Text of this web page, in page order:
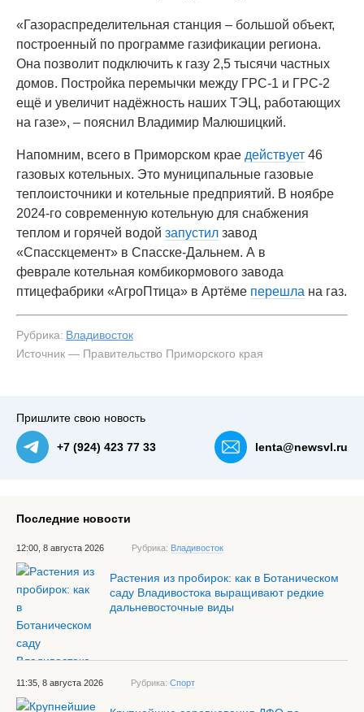
«Газораспределительная станция – большой объект,
построенный по программе газификации региона.
Она позволит подключить к газу 2,5 тысячи частных
домов. Постройка перемычки между ГРС-1 и ГРС-2
ещё и увеличит надёжность наших ТЭЦ, работающих
на газе», – пояснил Владимир Малюшицкий.
Напомним, всего в Приморском крае действует 46
газовых котельных. Это муниципальные газовые
теплоисточники и котельные предприятий. В ноябре
2024-го современную котельную для снабжения
теплом и горячей водой запустил завод
«Спасскцемент» в Спасске-Дальнем. А в
феврале котельная комбикормового завода
птицефабрики «АгроПтица» в Артёме перешла на газ.
Рубрика: Владивосток
Источник — Правительство Приморского края
#1 Фото: «Газпром газораспределение Дальний Восток»
— NewsVL.ru
Пришлите свою новость
+7 (924) 423 77 33 lenta@newsvl.ru
Последние новости
12:00, 8 августа 2026 Рубрика: Владивосток
Растения из пробирок: как в Ботаническом
саду Владивостока выращивают редкие
дальневосточные виды
11:35, 8 августа 2026 Рубрика: Спорт